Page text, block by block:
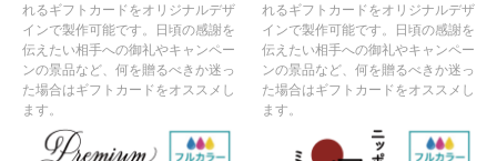
れるギフトカードをオリジナルデザ
インで製作可能です。日頃の感謝を
伝えたい相手への御礼やキャンペー
ンの景品など、何を贈るべきか迷っ
た場合はギフトカードをオススメし
ます。
れるギフトカードをオリジナルデザ
インで製作可能です。日頃の感謝を
伝えたい相手への御礼やキャンペー
ンの景品など、何を贈るべきか迷っ
た場合はギフトカードをオススメし
ます。